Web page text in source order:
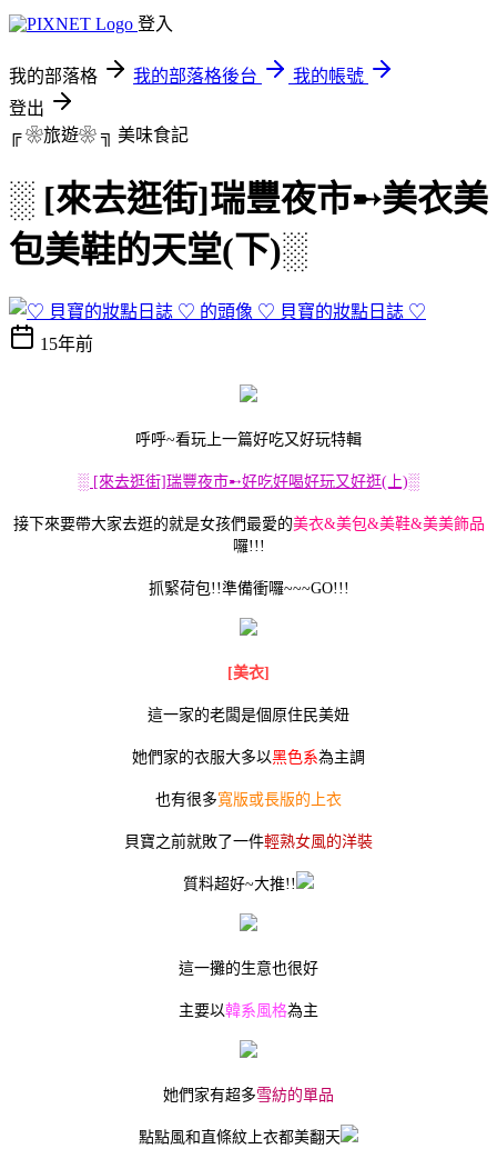
登入
我的部落格 我的部落格後台
我的帳號
登出
╔ ❀旅遊❀ ╗ 美味食記
░ [來去逛街]瑞豐夜市➸美衣美
包美鞋的天堂(下)░
♡ 貝寶的妝點日誌 ♡
15年前
呼呼~看玩上一篇好吃又好玩特輯
░ [來去逛街]瑞豐夜市➸好吃好喝好玩又好逛(上)░
接下來要帶大家去逛的就是女孩們最愛的美衣&美包&美鞋&美美飾品
囉!!!
抓緊荷包!!準備衝囉~~~GO!!!
[美衣]
這一家的老闆是個原住民美妞
她們家的衣服大多以黑色系為主調
也有很多寬版或長版的上衣
貝寶之前就敗了一件輕熟女風的洋裝
質料超好~大推!!
這一攤的生意也很好
主要以韓系風格為主
她們家有超多雪紡的單品
點點風和直條紋上衣都美翻天